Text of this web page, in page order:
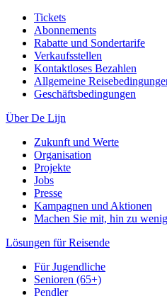
Tickets
Abonnements
Rabatte und Sondertarife
Verkaufsstellen
Kontaktloses Bezahlen
Allgemeine
Geschäftsbedingungen
Über De Lijn
Zukunft und Werte
Organisation
Projekte
Jobs
Presse
Kampagnen und Aktionen
Machen Sie mit, hin zu
Lösungen für Reisende
Für Jugendliche
Senioren (65+)
Pendler